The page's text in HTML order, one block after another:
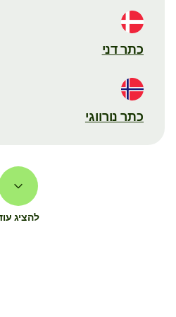
כתר דני
כתר נורווגי
להציג עוד